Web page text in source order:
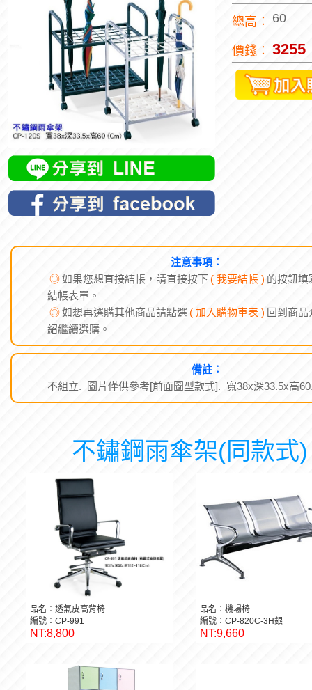
總高︰ 60
價錢︰ 3255
注意事項︰
◎如果您想直接結帳，請直接按下 ( 我要結帳 ) 的按鈕填
結帳表單。
◎如想再選購其他商品請點選 ( 加入購物車表 ) 回到商品
紹繼續選購。
備註︰
不組立. 圖片僅供參考[前面圖型款式]. 寬38x深33.5x高
不鏽鋼雨傘架(同款式)
品名：透氣皮高背椅
編號：CP-991
NT:8,800
品名：機場椅
編號：CP-820C-3H銀
NT:9,660